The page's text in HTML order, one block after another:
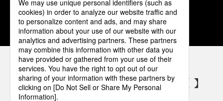
1 2 3 4 5
パナソニックの電気設備 SNSアカウント